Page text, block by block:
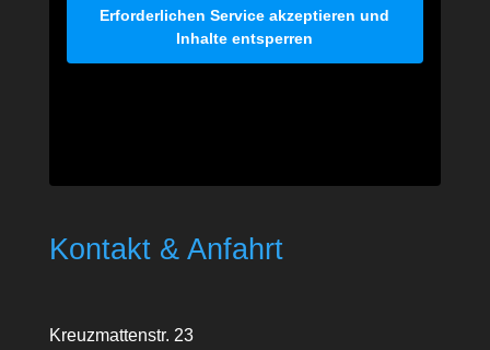
Erforderlichen Service akzeptieren und
Inhalte entsperren
Kontakt & Anfahrt
Kreuzmattenstr. 23